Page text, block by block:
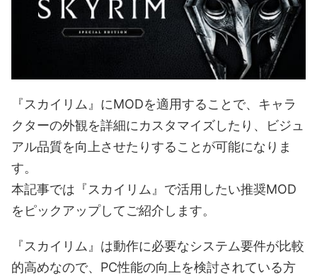
『スカイリム』にMODを適用することで、キャラ
クターの外観を詳細にカスタマイズしたり、ビジュ
アル品質を向上させたりすることが可能になりま
す。
本記事では『スカイリム』で活用したい推奨MOD
をピックアップしてご紹介します。
『スカイリム』は動作に必要なシステム要件が比較
的高めなので、PC性能の向上を検討されている方